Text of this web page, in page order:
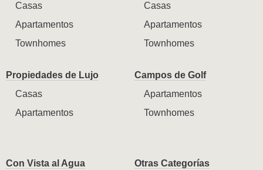
Casas
Apartamentos
Townhomes
Casas
Apartamentos
Townhomes
Propiedades de Lujo
Casas
Apartamentos
Campos de Golf
Apartamentos
Townhomes
Con Vista al Agua
Otras Categorías